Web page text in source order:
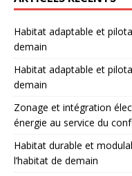
Habitat adaptable et
demain
Habitat adaptable et
demain
Zonage et intégration
énergie au service du
Habitat durable et
l’habitat de demain